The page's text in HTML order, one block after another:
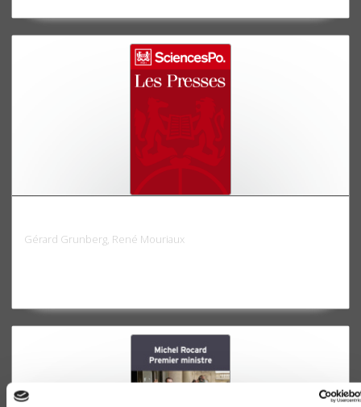
Gérard Grunberg, René Mouriaux